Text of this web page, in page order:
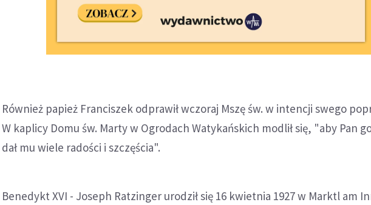
Również papież Franciszek odprawił wczoraj Mszę św. w intencji swego
W kaplicy Domu św. Marty w Ogrodach Watykańskich modlił się, "aby Pan
dał mu wiele radości i szczęścia".
Benedykt XVI - Joseph Ratzinger urodził się 16 kwietnia 1927 w Marktl am